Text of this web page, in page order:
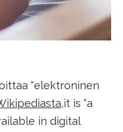
“elektroninen
,it is “a
in digital